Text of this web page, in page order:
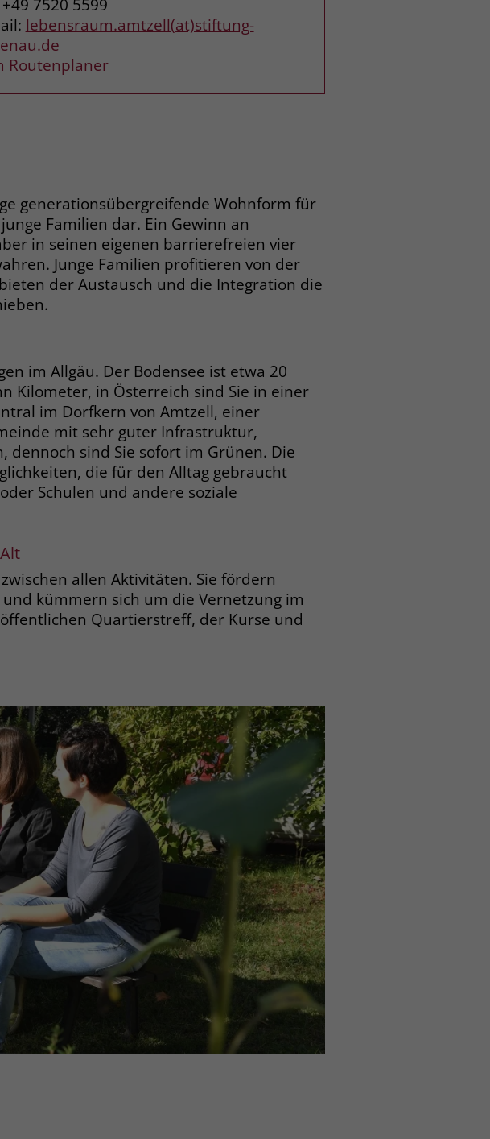
7520 5599
lebensraum.amtzell(at)stiftung-
Routenplaner
generationsübergreifende Wohnform für
Familien dar. Ein Gewinn an
in seinen eigenen barrierefreien vier
Junge Familien profitieren von der
der Austausch und die Integration die
im Allgäu. Der Bodensee ist etwa 20
Kilometer, in Österreich sind Sie in einer
im Dorfkern von Amtzell, einer
mit sehr guter Infrastruktur,
dennoch sind Sie sofort im Grünen. Die
die für den Alltag gebraucht
Schulen und andere soziale
allen Aktivitäten. Sie fördern
kümmern sich um die Vernetzung im
Quartierstreff, der Kurse und
Benutzers zum
is used to
bei allen
Besuchen
werden, mit
verknüpft
Cookie, um die
zu speichern
User-ID.
wenn ein User
Google
gelangt. Es
welche
wenn ein User
Google
gelangt. Es
welche
sodass erzielte
oder
zugewiesen